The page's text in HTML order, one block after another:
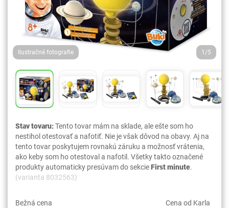
Ilustračné fotografie 1/5
Stav tovaru:Tento tovar mám na sklade, ale ešte som ho
nestihol otestovať a nafotiť. Nie je však dôvod na obavy. Aj na
tento tovar poskytujem rovnakú záruku a možnosť vrátenia,
ako keby som ho otestoval a nafotil. Všetky takto označené
produkty automaticky presúvam do sekcieFirst minute.
(varianta 8032563)
Bežná cena Cena od Karla